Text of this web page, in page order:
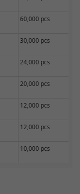
60,000 pcs
30,000 pcs
24,000 pcs
20,000 pcs
12,000 pcs
12,000 pcs
10,000 pcs